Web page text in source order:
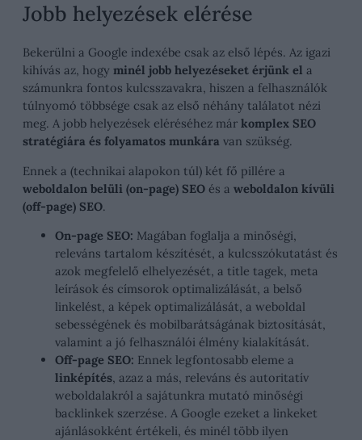
Jobb helyezések elérése
Bekerülni a Google indexébe csak az első lépés. Az igazi
kihívás az, hogy minél jobb helyezéseket érjünk el a
számunkra fontos kulcsszavakra, hiszen a felhasználók
túlnyomó többsége csak az első néhány találatot nézi
meg. A jobb helyezések eléréséhez már komplex SEO
stratégiára és folyamatos munkára van szükség.
Ennek a (technikai alapokon túl) két fő pillére a
weboldalon belüli (on-page) SEO és a weboldalon kívüli
(off-page) SEO.
On-page SEO: Magában foglalja a minőségi,
releváns tartalom készítését, a kulcsszókutatást és
azok megfelelő elhelyezését, a title tagek, meta
leírások és címsorok optimalizálását, a belső
linkelést, a képek optimalizálását, a weboldal
sebességének és mobilbarátságának biztosítását,
valamint a jó felhasználói élmény kialakítását.
Off-page SEO: Ennek legfontosabb eleme a
linképítés, azaz a más, releváns és autoritatív
weboldalakról a sajátunkra mutató minőségi
backlinkek szerzése. A Google ezeket a linkeket
ajánlásokként értékeli, és minél több ilyen